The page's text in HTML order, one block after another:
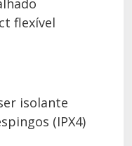
flexível
isolante
(IPX4)